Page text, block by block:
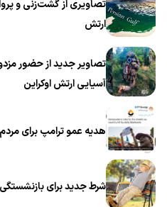
ارتش
تصاویر جدید از حضور
آسیایی ارتش اوکراین
هدیه عمو ترامپ برای مردم
شرط جدید برای